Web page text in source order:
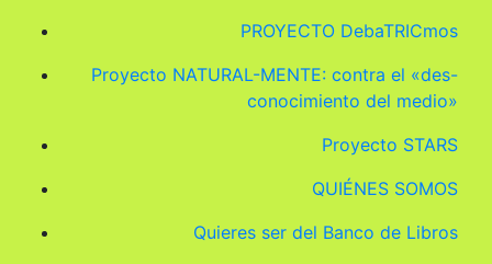
PROYECTO DebaTRICmos
Proyecto NATURAL-MENTE: contra el «des-
conocimiento del medio»
Proyecto STARS
QUIÉNES SOMOS
Quieres ser del Banco de Libros